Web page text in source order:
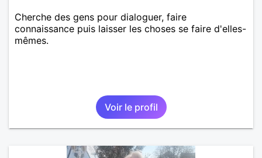
Cherche des gens pour dialoguer, faire
connaissance puis laisser les choses se faire d'elles-
mêmes.
Voir le profil